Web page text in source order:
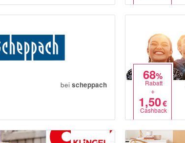
beischeppach
68%
Rabatt
+
1,50€
Cashback